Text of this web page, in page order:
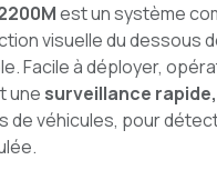
est un système
visuelle du dessous
Facile à déployer,
une surveillance
de véhicules, pour